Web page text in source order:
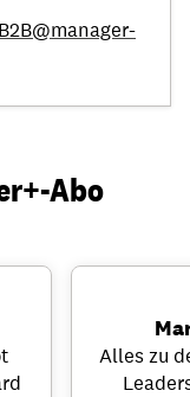
B2B@manager-
Abo
Alles zu